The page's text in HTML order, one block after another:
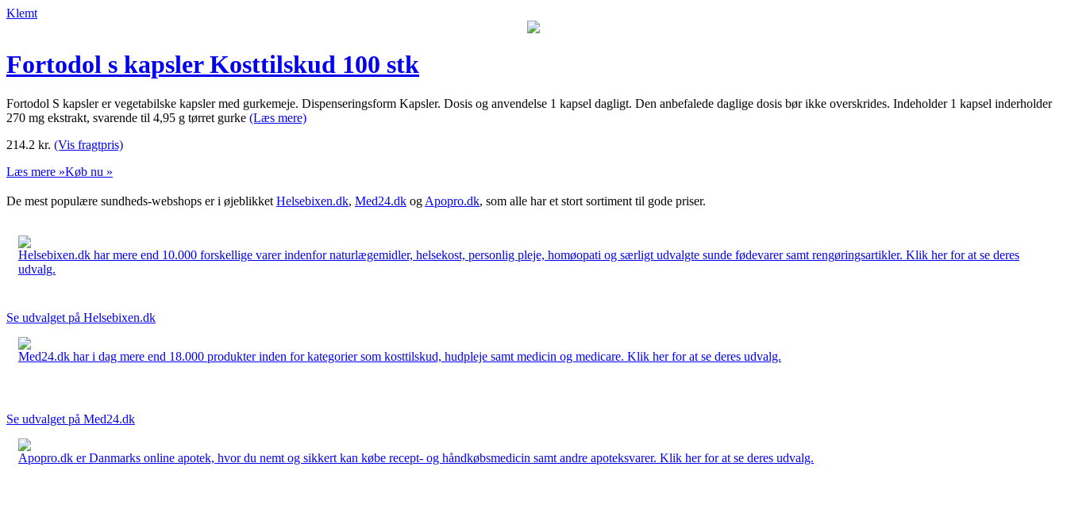
Klemt
Fortodol s kapsler Kosttilskud 100 stk
Fortodol S kapsler er vegetabilske kapsler med gurkemeje. Dispenseringsform Kapsler. Dosis og anvendelse 1 kapsel dagligt. Den anbefalede daglige dosis bør ikke overskrides. Indeholder 1 kapsel inderholder
270 mg ekstrakt, svarende til 4,95 g tørret gurke (Læs mere)
214.2 kr. (Vis fragtpris)
Læs mere »Køb nu »
De mest populære sundheds-webshops er i øjeblikket Helsebixen.dk, Med24.dk og Apopro.dk, som alle har et stort sortiment til gode priser.
Helsebixen.dk har mere end 10.000 forskellige varer indenfor naturlægemidler, helsekost, personlig pleje, homøopati og særligt udvalgte sunde fødevarer samt rengøringsartikler. Klik her for at se deres
udvalg.
Se udvalget på Helsebixen.dk
Med24.dk har i dag mere end 18.000 produkter inden for kategorier som kosttilskud, hudpleje samt medicin og medicare. Klik her for at se deres udvalg.
Se udvalget på Med24.dk
Apopro.dk er Danmarks online apotek, hvor du nemt og sikkert kan købe recept- og håndkøbsmedicin samt andre apoteksvarer. Klik her for at se deres udvalg.